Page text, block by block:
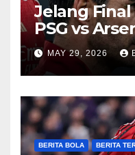
Jelang
PSG vs
Sengit
MAY 29, 2026
BERITA BOLA BERITA